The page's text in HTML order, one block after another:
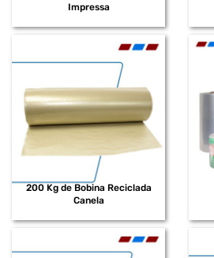
Impressa
200 Kg de Bobina Reciclada
Canela